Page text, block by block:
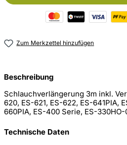
Zum Merkzettel hinzufügen
Beschreibung
Schlauchverlängerung 3m inkl.
620, ES-621, ES-622, ES-641PIA,
660PIA, ES-400 Serie, ES-330HO-
Technische Daten